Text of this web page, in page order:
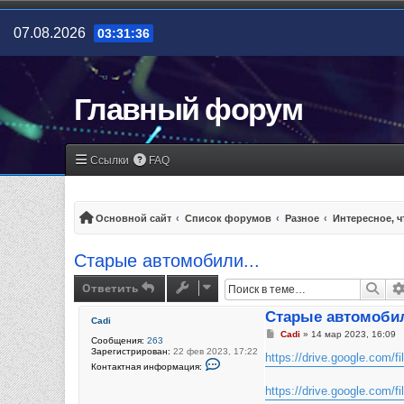
07.08.2026 03:31:36
Главный форум
Ссылки FAQ
Основной сайт Список форумов Разное Интересное,
Старые автомобили...
Ответить
Cadi
Сообщения: 263
Зарегистрирован: 22 фев 2023, 17:22
Контактная информация:
Контактная информация пользователя
Старые
Сообщение
Cadi » 14 мар 2023, 16:09
https://drive.google.com/
https://drive.google.com/